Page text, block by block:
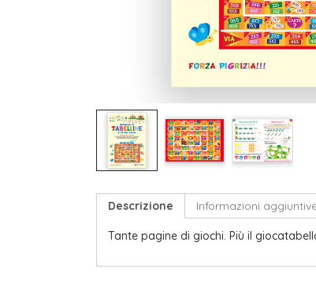
Descrizione Informazioni
Tante pagine di giochi. Più il